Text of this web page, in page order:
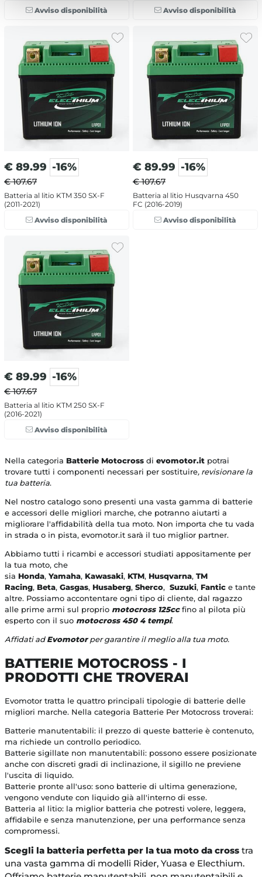
Avviso disponibilità
Avviso disponibilità
€ 89.99 -16%
€ 107.67
Batteria al litio KTM 350 SX-F
(2011-2021)
Avviso disponibilità
€ 89.99 -16%
€ 107.67
Batteria al litio Husqvarna 450
FC (2016-2019)
Avviso disponibilità
€ 89.99 -16%
€ 107.67
Batteria al litio KTM 250 SX-F
(2016-2021)
Avviso disponibilità
Nella categoria Batterie Motocross di evomotor.it potrai
trovare tutti i componenti necessari per sostituire, revisionare la
tua batteria.
Nel nostro catalogo sono presenti una vasta gamma di batterie
e accessori delle migliori marche, che potranno aiutarti a
migliorare l'affidabilità della tua moto. Non importa che tu vada
in strada o in pista, evomotor.it sarà il tuo miglior partner.
Abbiamo tutti i ricambi e accessori studiati appositamente per
la tua moto, che
sia Honda, Yamaha, Kawasaki, KTM, Husqvarna, TM
Racing, Beta, Gasgas, Husaberg, Sherco, Suzuki, Fantic e tante
altre. Possiamo accontentare ogni tipo di cliente, dal ragazzo
alle prime armi sul proprio motocross 125cc fino al pilota più
esperto con il suo motocross 450 4 tempi.
Affidati adEvomotorper garantire il meglio alla tua moto.
BATTERIE MOTOCROSS - I
PRODOTTI CHE TROVERAI
Evomotor tratta le quattro principali tipologie di batterie delle
migliori marche. Nella categoria Batterie Per Motocross troverai:
Batterie manutentabili: il prezzo di queste batterie è contenuto,
ma richiede un controllo periodico.
Batterie sigillate non manutentabili: possono essere posizionate
anche con discreti gradi di inclinazione, il sigillo ne previene
l'uscita di liquido.
Batterie pronte all'uso: sono batterie di ultima generazione,
vengono vendute con liquido già all'interno di esse.
Batteria al litio: la miglior batteria che potresti volere, leggera,
affidabile e senza manutenzione, per una performance senza
compromessi.
Scegli la batteria perfetta per la tua moto da cross tra
una vasta gamma di modelli Rider, Yuasa e Electhium.